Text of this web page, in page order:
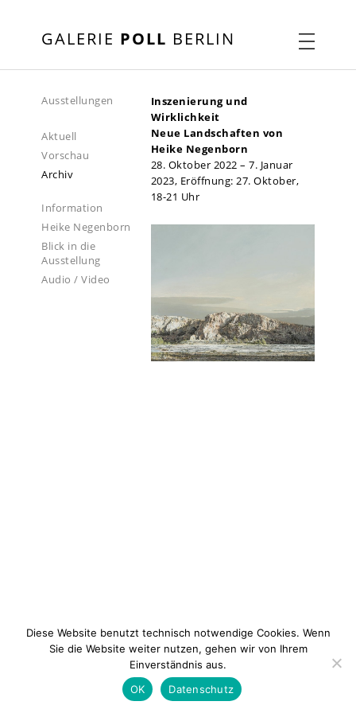
GALERIE POLL BERLIN
Ausstellungen
Aktuell
Vorschau
Archiv
Information
Heike Negenborn
Blick in die
Ausstellung
Audio / Video
Inszenierung und
Wirklichkeit
Neue Landschaften von
Heike Negenborn
28. Oktober 2022 – 7. Januar
2023, Eröffnung: 27. Oktober,
18-21 Uhr
Kontakt Impressum
Diese Website benutzt technisch notwendige Cookies. Wenn
Sie die Website weiter nutzen, gehen wir von Ihrem
Einverständnis aus.
OK
Datenschutz